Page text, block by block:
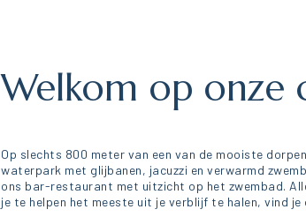
Welkom op onze
Op slechts 800 meter van een van de mooiste
waterpark met glijbanen, jacuzzi en verwarmd
ons bar-restaurant met uitzicht op het zwembad.
je te helpen het meeste uit je verblijf te halen, vind